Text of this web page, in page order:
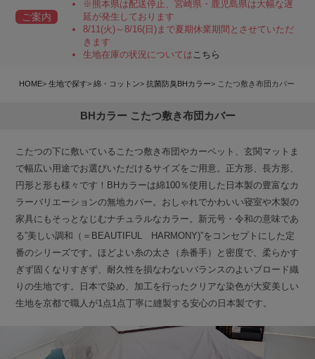
ご案内
※熊本県は配送停止、宮崎県・鹿児島県は大幅な遅
延が発生しております
8/11(火)～8/16(日)まで夏期休業期間とさせていただ
きます
生地在庫の状況についてはこちら
HOME 生地で探す 綿・コットン 抗菌防臭BHカラー こたつ敷き布団カバー
BHカラー こたつ敷き布団カバー
こたつの下に敷いているこたつ敷き布団やカーペット、玄関マットま
で幅広い用途でお選びいただけるサイズをご用意。正方形、長方形、
円形と形も様々です！BHカラーは綿100％使用した日本製の豊富なカ
ラーバリエーションの無地カバー。おしゃれでかわいい寝室や木製の
家具にもそっとなじむナチュラルなカラー。新元号・令和の意味であ
る”美しい調和（＝BEAUTIFUL HARMONY)”をコンセプトにした定
番のシリーズです。ほどよい糸の太さ（糸番手）と密度で、柔らかす
ぎず固くなりすぎず、耐久性を損なわないバランスのよいブロード織
りの生地です。日本で染め、加工を行ったクリアな染色が大変美しい
生地を京都で職人が1点1点丁寧に縫製する安心の日本製です。